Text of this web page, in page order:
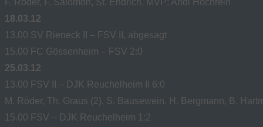
18.03.12
13.00 SV Rieneck II – FSV II, abgesagt
15.00 FC Gössenheim – FSV 2:0
25.03.12
13.00 FSV II – DJK Reuchelheim II 6:0
M. Röder, Th. Graus (2), S. Bausewein, H. Bergmann, B.
15.00 FSV – DJK Reuchelheim 1:2